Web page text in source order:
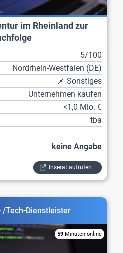
im Rheinland zur
5/100
Nordrhein-Westfalen (DE)
📌 Sonstiges
Unternehmen kaufen
<1,0 Mio. €
tba
keine Angabe
Inserat aufrufen
/Tech-Dienstleister
59 Minuten online